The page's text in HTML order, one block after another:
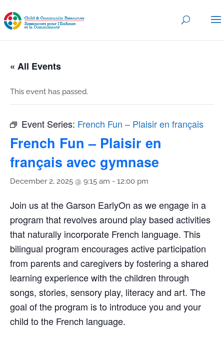
« All Events
This event has passed.
Event Series: French Fun – Plaisir en français
French Fun – Plaisir en
français avec gymnase
December 2, 2025 @ 9:15 am - 12:00 pm
Join us at the Garson EarlyOn as we engage in a
program that revolves around play based activities
that naturally incorporate French language. This
bilingual program encourages active participation
from parents and caregivers by fostering a shared
learning experience with the children through
songs, stories, sensory play, literacy and art. The
goal of the program is to introduce you and your
child to the French language.